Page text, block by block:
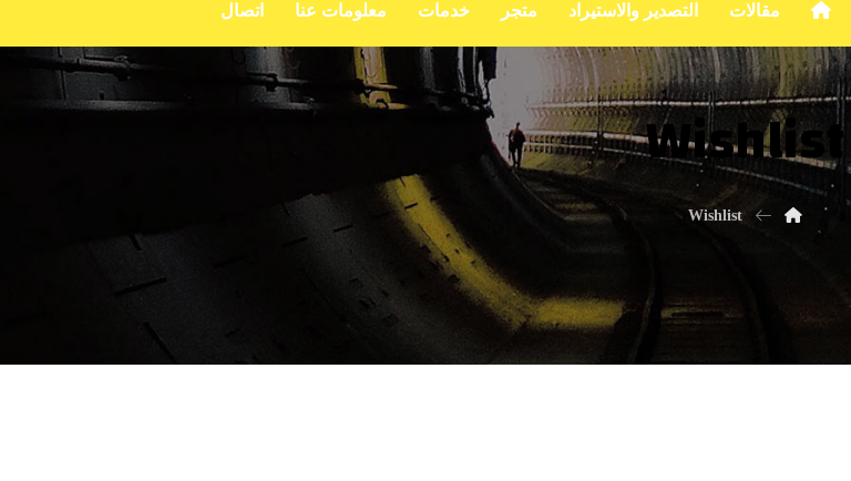
مقالات التصدير والاستيراد متجر خدمات معلومات عنا اتصال
Wishlist
Wishlist